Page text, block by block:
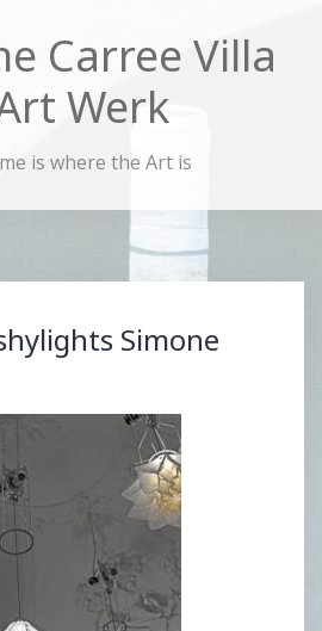
Carree Villa
Werk
is where the Art is
Simone